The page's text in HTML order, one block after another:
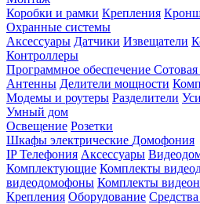
Коробки и рамки Крепления
Охранные системы
Аксессуары Датчики Извещатели
Контроллеры
Программное обеспечение Сотовая
Антенны Делители мощности
Модемы и роутеры Разделители
Умный дом
Освещение Розетки
Шкафы электрические Домофония
IP Телефония Аксессуары
Комплектующие Комплекты
видеодомофоны Комплекты
Крепления Оборудование Средства